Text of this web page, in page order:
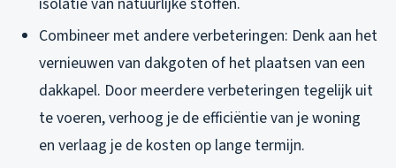
Combineer met andere verbeteringen: Denk aan het
vernieuwen van dakgoten of het plaatsen van een
dakkapel. Door meerdere verbeteringen tegelijk uit
te voeren, verhoog je de efficiëntie van je woning
en verlaag je de kosten op lange termijn.